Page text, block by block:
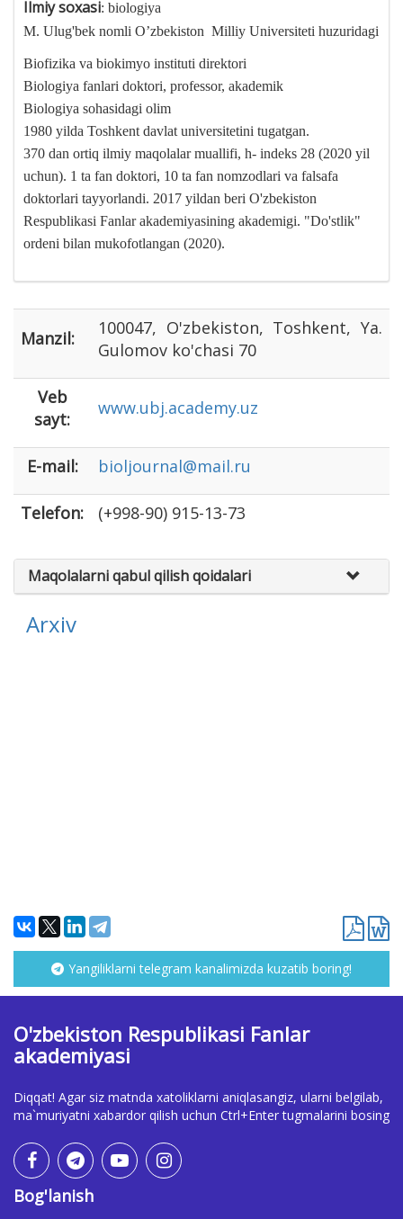
Ilmiy soxasi: biologiya
M. Ulug'bek nomli O’zbekiston Milliy Universiteti huzuridagi
Biofizika va biokimyo instituti direktori
Biologiya fanlari doktori, professor, akademik
Biologiya sohasidagi olim
1980 yilda Toshkent davlat universitetini tugatgan.
370 dan ortiq ilmiy maqolalar muallifi, h- indeks 28 (2020 yil
uchun). 1 ta fan doktori, 10 ta fan nomzodlari va falsafa
doktorlari tayyorlandi. 2017 yildan beri O'zbekiston
Respublikasi Fanlar akademiyasining akademigi. "Do'stlik"
ordeni bilan mukofotlangan (2020).
Manzil:
100047, O'zbekiston, Toshkent, Ya.
Gulomov ko'chasi 70
Veb
sayt:
www.ubj.academy.uz
E-mail: bioljournal@mail.ru
Telefon: (+998-90) 915-13-73
Maqolalarni qabul qilish qoidalari
Arxiv
Yangiliklarni telegram kanalimizda kuzatib boring!
O'zbekiston Respublikasi Fanlar
akademiyasi
Diqqat! Agar siz matnda xatoliklarni aniqlasangiz, ularni belgilab,
ma`muriyatni xabardor qilish uchun Ctrl+Enter tugmalarini bosing
Bog'lanish